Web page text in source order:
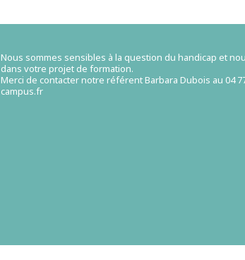
Nous sommes sensibles à la question du handicap et
dans votre projet de formation.
Merci de contacter notre référent Barbara Dubois au 04
campus.fr